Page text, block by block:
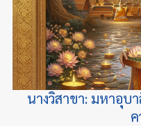
นางวิสาขา: มหาอุ